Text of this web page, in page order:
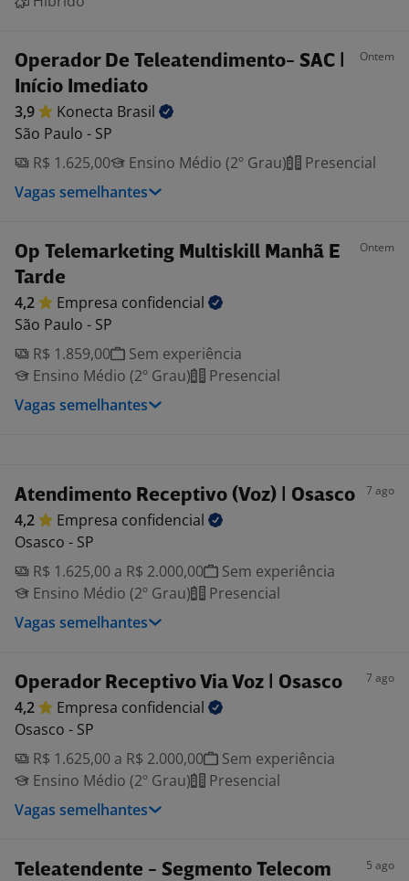
Operador De Teleatendimento- SAC |
Início Imediato
Ontem
3,9 Konecta Brasil
São Paulo - SP
R$ 1.625,00
Ensino Médio (2º Grau)
Presencial
Vagas semelhantes
Op Telemarketing Multiskill Manhã E
Tarde
Ontem
4,2 Empresa confidencial
São Paulo - SP
R$ 1.859,00
Sem experiência
Ensino Médio (2º Grau)
Presencial
Vagas semelhantes
Atendimento Receptivo (Voz) | Osasco 7 ago
4,2 Empresa confidencial
Osasco - SP
R$ 1.625,00 a R$ 2.000,00
Sem experiência
Ensino Médio (2º Grau)
Presencial
Vagas semelhantes
Operador Receptivo Via Voz | Osasco 7 ago
4,2 Empresa confidencial
Osasco - SP
R$ 1.625,00 a R$ 2.000,00
Sem experiência
Ensino Médio (2º Grau)
Presencial
Vagas semelhantes
Teleatendente - Segmento Telecom 5 ago